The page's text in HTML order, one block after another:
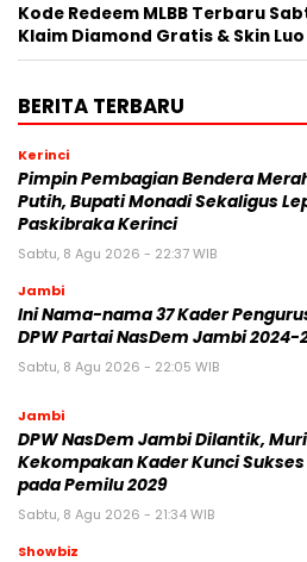
Kode Redeem MLBB Terbaru
Klaim Diamond Gratis & Skin Luo
BERITA TERBARU
Kerinci
Pimpin Pembagian Bendera
Putih, Bupati Monadi Sekaligus
Paskibraka Kerinci
Sabtu, 8 Agu 2026 - 22:37 WIB
Jambi
Ini Nama-nama 37 Kader
DPW Partai NasDem Jambi 2024-
Sabtu, 8 Agu 2026 - 22:05 WIB
Jambi
DPW NasDem Jambi Dilantik,
Kekompakan Kader Kunci Sukses
pada Pemilu 2029
Sabtu, 8 Agu 2026 - 21:34 WIB
Showbiz